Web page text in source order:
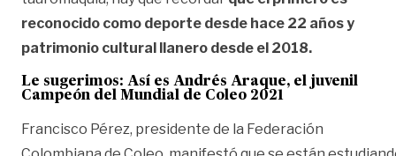
reconocido como deporte desde hace 22 años y
patrimonio cultural llanero desde el 2018.
Le sugerimos: Así es Andrés Araque, el juvenil
Campeón del Mundial de Coleo 2021
Francisco Pérez, presidente de la Federación